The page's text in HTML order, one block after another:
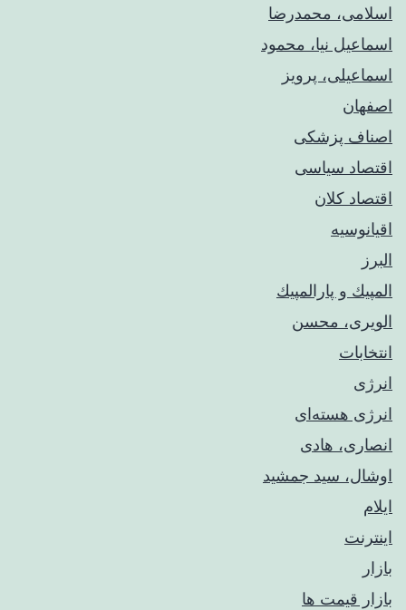
اسلامی، محمدرضا
اسماعیل نیا، محمود
اسماعیلی، پرویز
اصفهان
اصناف پزشکی
اقتصاد سیاسی
اقتصاد کلان
اقیانوسیه
البرز
المپيك و پارالمپيك
الویری، محسن
انتخابات
انرژی
انرژی هسته‌ای
انصاری، هادی
اوشال، سید جمشید
ایلام
اینترنت
بازار
بازار قیمت ها